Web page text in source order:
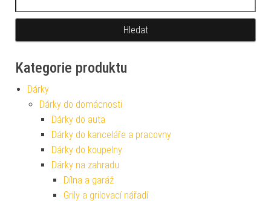
Kategorie produktu
Dárky
Dárky do domácnosti
Dárky do auta
Dárky do kanceláře a pracovny
Dárky do koupelny
Dárky na zahradu
Dílna a garáž
Grily a grilovací nářadí